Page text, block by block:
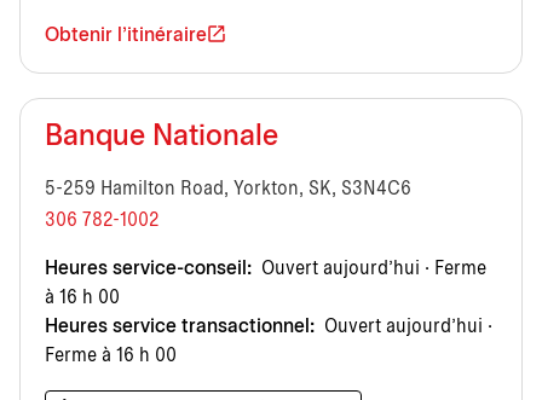
Obtenir l'itinéraire
Banque Nationale
5-259 Hamilton Road, Yorkton, SK, S3N4C6
306 782-1002
Heures service-conseil: Ouvert aujourd’hui · Ferme
à 16 h 00
Heures service transactionnel: Ouvert aujourd’hui ·
Ferme à 16 h 00